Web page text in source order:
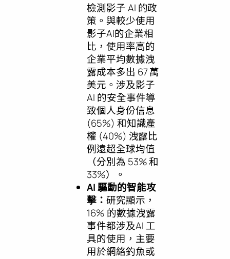
檢測影子 AI 的政
策。與較少使用
影子AI的企業相
比，使用率高的
企業平均數據洩
露成本多出 67 萬
美元。涉及影子
AI 的安全事件導
致個人身份信息
(65%) 和知識產
權 (40%) 洩露比
例遠超全球均值
（分別為 53% 和
33%）。
AI 驅動的智能攻
擊：研究顯示，
16% 的數據洩露
事件都涉及AI 工
具的使用，主要
用於網絡釣魚或